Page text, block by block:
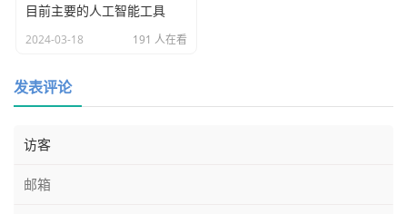
目前主要的人工智能工具
2024-03-18 191 人在看
发表评论